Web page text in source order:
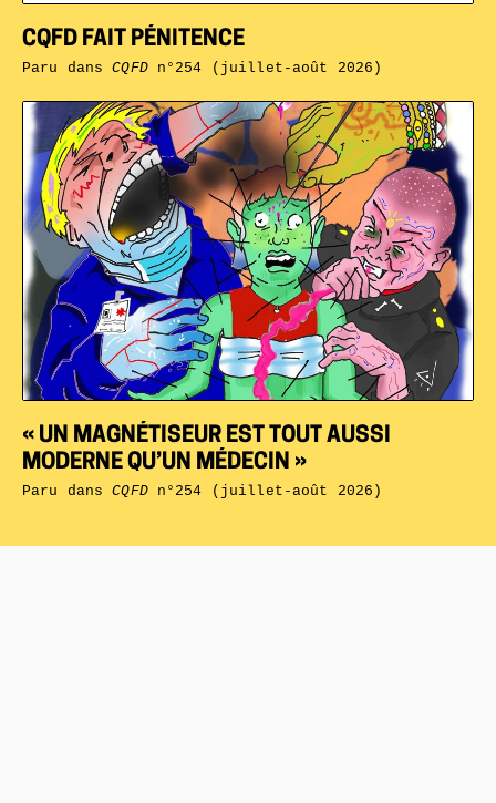
« UN MAGNÉTISEUR EST TOUT AUSSI
MODERNE QU’UN MÉDECIN »
Paru dansCQFDn°254 (juillet-août 2026)
CQFD FAIT PÉNITENCE
Paru dansCQFDn°254 (juillet-août 2026)